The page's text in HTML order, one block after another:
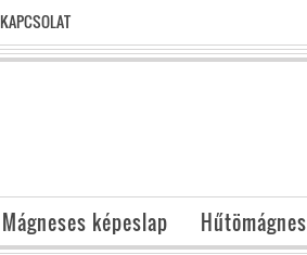
KAPCSOLAT
Mágneses képeslap Hűtömágnes